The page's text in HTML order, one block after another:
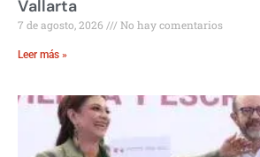
Vallarta
7 de agosto, 2026 No hay comentarios
Leer más »